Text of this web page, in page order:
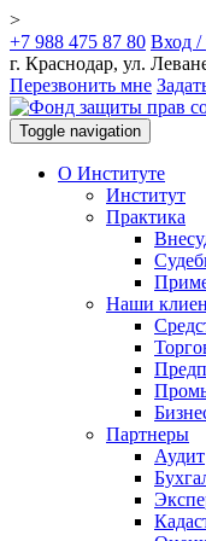
>
+7 988 475 87 80 Вход /
г. Краснодар, ул.
Перезвонить мне
Toggle navigation
О Институте
Институт
Практика
Наши
Партнеры
Аудит